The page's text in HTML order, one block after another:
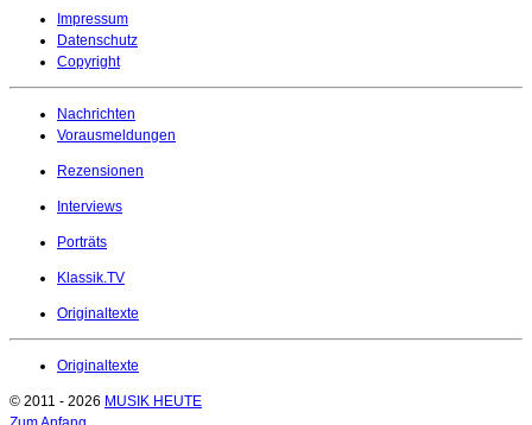
Impressum
Datenschutz
Copyright
Nachrichten
Vorausmeldungen
Rezensionen
Interviews
Porträts
Klassik.TV
Originaltexte
Originaltexte
© 2011 - 2026 MUSIK HEUTE